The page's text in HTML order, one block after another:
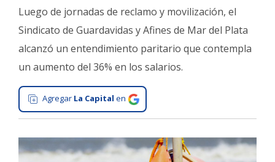
La
Zona
Cultura
Tecnología
Gastronomía
Salud
Interés
General
Luego de jornadas de reclamo y movilización, el
Sindicato de Guardavidas y Afines de Mar del Plata
alcanzó un entendimiento paritario que contempla
un aumento del 36% en los salarios.
Agregar La Capital en